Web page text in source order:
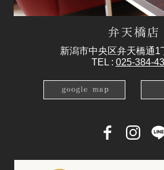
新潟市中央区弁天橋通1
TEL : 025-384-